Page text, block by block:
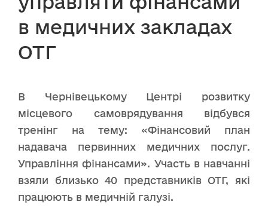
в медичних закладах
ОТГ
В Чернівецькому Центрі розвитку
місцевого самоврядування відбувся
тренінг на тему: «Фінансовий план
надавача первинних медичних послуг.
Управління фінансами». Участь в навчанні
взяли близько 40 представників ОТГ, які
працюють в медичній галузі.